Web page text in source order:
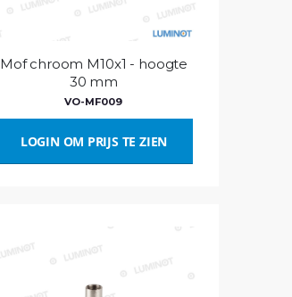
Mof chroom M10x1 - hoogte
30 mm
VO-MF009
LOGIN OM PRIJS TE ZIEN